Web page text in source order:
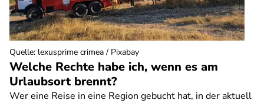
Welche Rechte habe ich, wenn es am
Urlaubsort brennt?
Wer eine Reise in eine Region gebucht hat, in der aktuell
Quelle: lexusprime crimea / Pixabay